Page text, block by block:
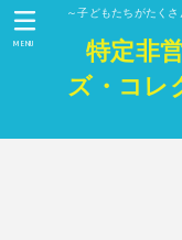
～子どもたちがたく
特定非
ズ・コレ
MENU